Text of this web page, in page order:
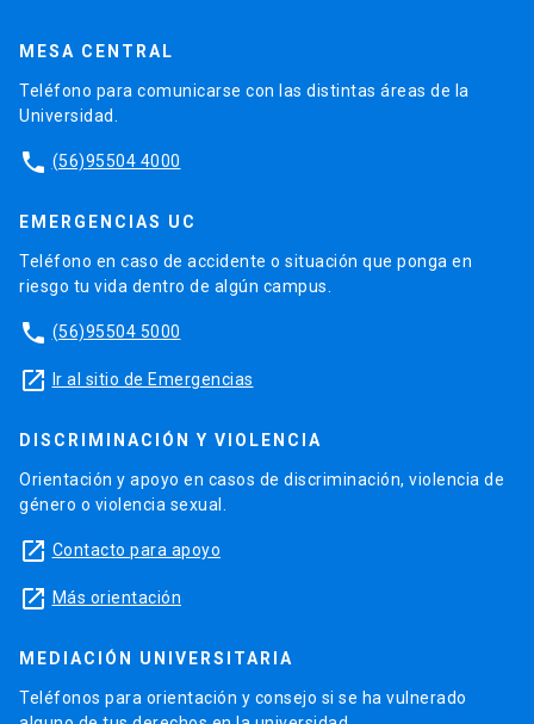
MESA CENTRAL
Teléfono para comunicarse con las distintas áreas de la
Universidad.
phone (56)95504 4000
EMERGENCIAS UC
Teléfono en caso de accidente o situación que ponga en
riesgo tu vida dentro de algún campus.
phone (56)95504 5000
launch Ir al sitio de Emergencias
DISCRIMINACIÓN Y VIOLENCIA
Orientación y apoyo en casos de discriminación, violencia de
género o violencia sexual.
launch Contacto para apoyo
launch Más orientación
MEDIACIÓN UNIVERSITARIA
Teléfonos para orientación y consejo si se ha vulnerado